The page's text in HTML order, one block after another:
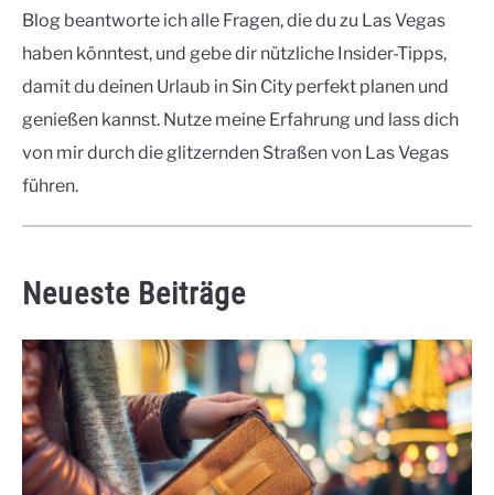
Blog beantworte ich alle Fragen, die du zu Las Vegas
haben könntest, und gebe dir nützliche Insider-Tipps,
damit du deinen Urlaub in Sin City perfekt planen und
genießen kannst. Nutze meine Erfahrung und lass dich
von mir durch die glitzernden Straßen von Las Vegas
führen.
Neueste Beiträge